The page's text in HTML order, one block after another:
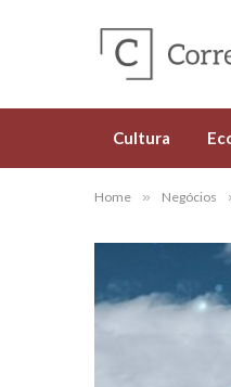
Cultura
Home » Negócios